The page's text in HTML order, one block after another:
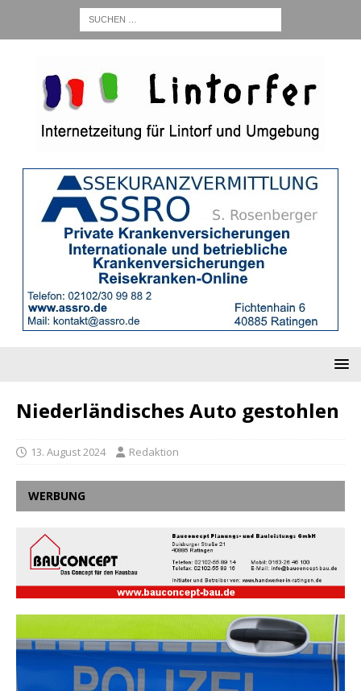
Niederländisches Auto gestohlen
13. August 2024 Redaktion
WERBUNG